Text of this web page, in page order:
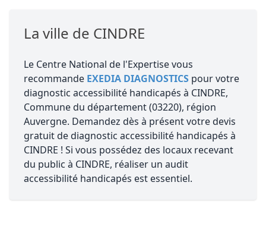
La ville de CINDRE
Le Centre National de l'Expertise vous
recommande EXEDIA DIAGNOSTICS pour votre
diagnostic accessibilité handicapés à CINDRE,
Commune du département (03220), région
Auvergne. Demandez dès à présent votre devis
gratuit de diagnostic accessibilité handicapés à
CINDRE ! Si vous possédez des locaux recevant
du public à CINDRE, réaliser un audit
accessibilité handicapés est essentiel.